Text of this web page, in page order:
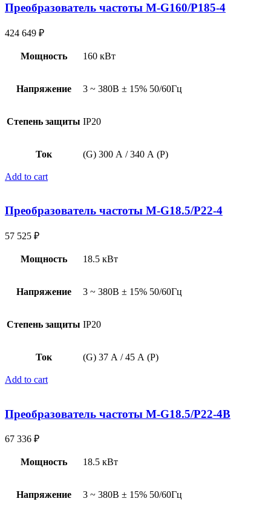
Преобразователь частоты M-G160/P185-4
424 649 ₽
Мощность 160 кВт
Напряжение 3 ~ 380В ± 15% 50/60Гц
Степень защиты IP20
Ток (G) 300 А / 340 А (P)
Add to cart
Преобразователь частоты M-G18.5/P22-4
57 525 ₽
Мощность 18.5 кВт
Напряжение 3 ~ 380В ± 15% 50/60Гц
Степень защиты IP20
Ток (G) 37 А / 45 А (P)
Add to cart
Преобразователь частоты M-G18.5/P22-4B
67 336 ₽
Мощность 18.5 кВт
Напряжение 3 ~ 380В ± 15% 50/60Гц